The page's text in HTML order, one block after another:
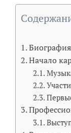
Начало